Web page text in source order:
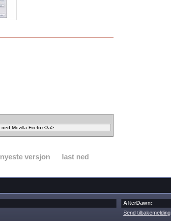
nyeste versjon last ned
AfterDawn:
Send tilbakemelding